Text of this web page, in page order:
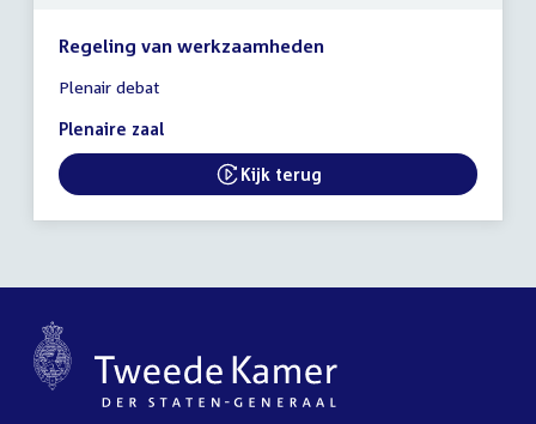
Regeling van werkzaamheden
vergadering
15:45
15:50
uur
Plenair debat
Plenaire zaal
External link:
Kijk terug